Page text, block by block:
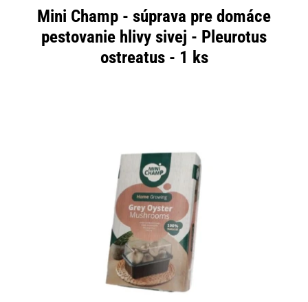
Mini Champ - súprava pre domáce
pestovanie hlivy sivej - Pleurotus
ostreatus - 1 ks